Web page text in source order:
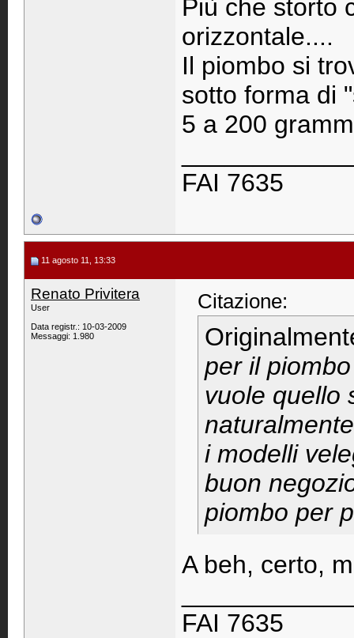
Più che storto
orizzontale....
Il piombo si
sotto forma di
5 a 200
FAI 7635
11 agosto 11, 13:33
Renato Privitera
User
Data registr.: 10-03-2009
Messaggi: 1.980
Citazione:
per il
vuole quello
i modelli
buon
piombo per
A beh, certo,
FAI 7635